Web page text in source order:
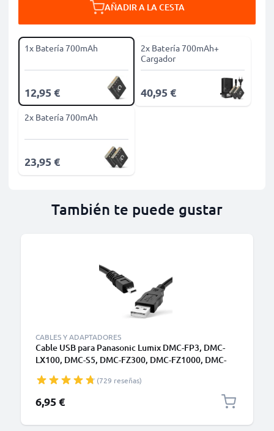
AÑADIR A LA CESTA
1x Batería 700mAh
12,95 €
2x Batería 700mAh+
Cargador
40,95 €
2x Batería 700mAh
23,95 €
También te puede gustar
CABLES Y ADAPTADORES
Cable USB para Panasonic Lumix DMC-FP3, DMC-
LX100, DMC-S5, DMC-FZ300, DMC-FZ1000, DMC-
DMC-GF6, DMC-SZ10, DMC-G7, DMC-S1, DMC-GH4,
DMC-GF1, DMC-LX5, DMC-TZ60, DMC-FZ18, DMC-
LX3 - 1.5m, DMW-USBC1 Cable Datos y Carg
(729 reseñas)
6,95 €